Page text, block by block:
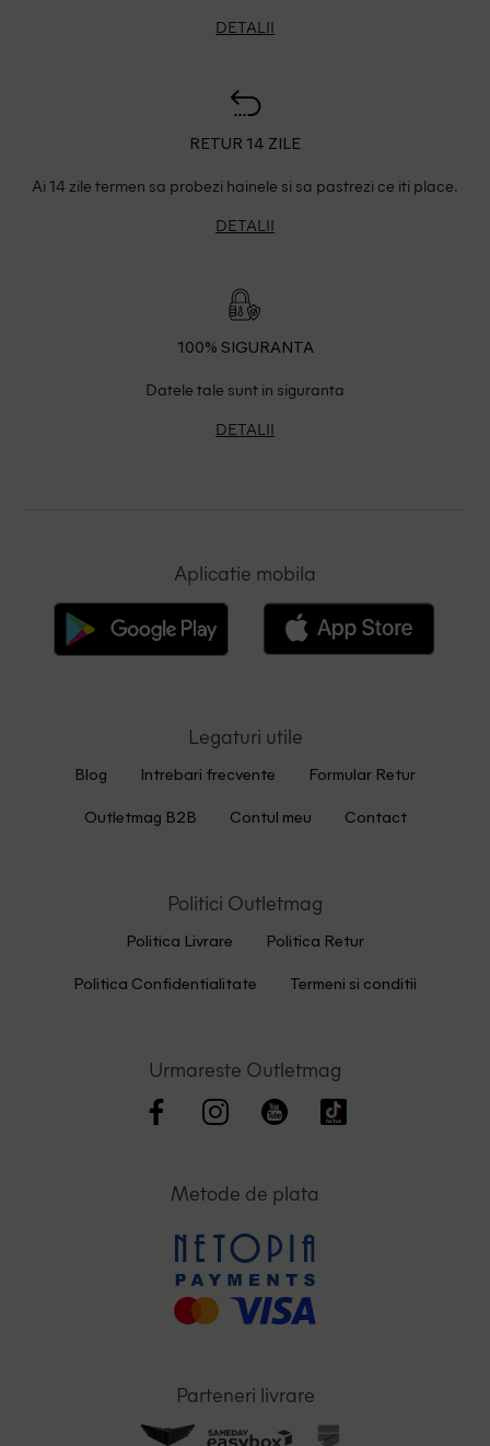
DETALII
RETUR 14 ZILE
Ai 14 zile termen sa probezi hainele si sa pastrezi ce iti place.
DETALII
100% SIGURANTA
Datele tale sunt in siguranta
DETALII
Aplicatie mobila
Legaturi utile
Blog Intrebari frecvente Formular Retur
Outletmag B2B Contul meu Contact
Politici Outletmag
Politica Livrare Politica Retur
Politica Confidentialitate Termeni si conditii
Urmareste Outletmag
Metode de plata
Parteneri livrare